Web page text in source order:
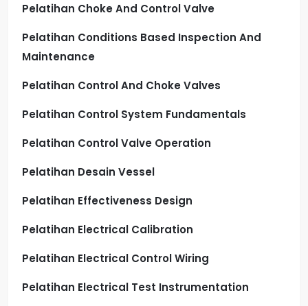
Pelatihan Choke And Control Valve
Pelatihan Conditions Based Inspection And
Maintenance
Pelatihan Control And Choke Valves
Pelatihan Control System Fundamentals
Pelatihan Control Valve Operation
Pelatihan Desain Vessel
Pelatihan Effectiveness Design
Pelatihan Electrical Calibration
Pelatihan Electrical Control Wiring
Pelatihan Electrical Test Instrumentation